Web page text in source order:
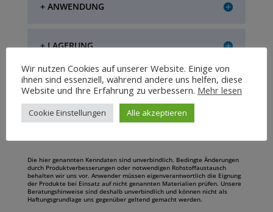
+ ANWENDUNG
+ LAGERUNG
+ VERPACKUNGSEINHEIT
+ SPEZIELLE HINWEISE
Die hier genannten Kenndaten sind unverbindlich. Bedingte Änderungen
durch Produktverbesserungen oder notwendigen Rohstoffaustausch
behalten wir uns vor. Anwender müssen eigenverantwortlich die Eignung
der Produkte bei Einsatz auf nicht genannten Materialien prüfen. Unsere
Beratungshinweise sind deshalb unverbindlich und können nicht als
Haftungsgrundlage uns gegenüber geltend gemacht werden.
Wir nutzen Cookies auf unserer Website. Einige von
ihnen sind essenziell, während andere uns helfen, diese
Website und Ihre Erfahrung zu verbessern. Mehr lesen
Cookie Einstellungen Alle akzeptieren